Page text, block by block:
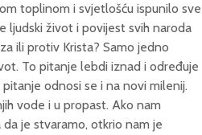
toplinom i svjetlošću ispunilo sve
ljudski život i povijest svih naroda
ili protiv Krista? Samo jedno
To pitanje lebdi iznad i određuje
odnosi se i na novi milenij.
vode i u propast. Ako nam
je stvaramo, otkrio nam je